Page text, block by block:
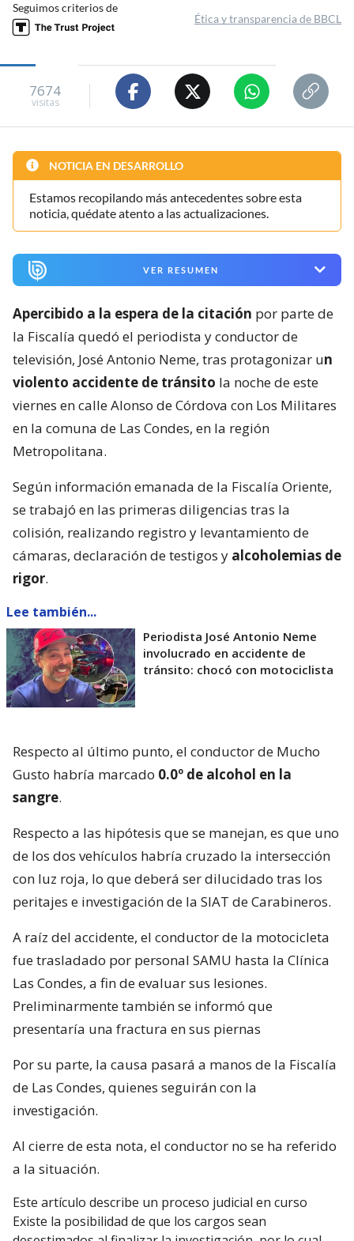
Seguimos criterios de
Ética y transparencia de BBCL
7674
visitas
NOTICIA EN DESARROLLO
Estamos recopilando más antecedentes sobre esta
noticia, quédate atento a las actualizaciones.
VER RESUMEN
Apercibido a la espera de la citación por parte de
la Fiscalía quedó el periodista y conductor de
televisión, José Antonio Neme, tras protagonizar un
violento accidente de tránsito la noche de este
viernes en calle Alonso de Córdova con Los Militares
en la comuna de Las Condes, en la región
Metropolitana.
Según información emanada de la Fiscalía Oriente,
se trabajó en las primeras diligencias tras la
colisión, realizando registro y levantamiento de
cámaras, declaración de testigos y alcoholemias de
rigor.
Lee también...
Periodista José Antonio Neme
involucrado en accidente de
tránsito: chocó con motociclista
Respecto al último punto, el conductor de Mucho
Gusto habría marcado 0.0º de alcohol en la
sangre.
Respecto a las hipótesis que se manejan, es que uno
de los dos vehículos habría cruzado la intersección
con luz roja, lo que deberá ser dilucidado tras los
peritajes e investigación de la SIAT de Carabineros.
A raíz del accidente, el conductor de la motocicleta
fue trasladado por personal SAMU hasta la Clínica
Las Condes, a fin de evaluar sus lesiones.
Preliminarmente también se informó que
presentaría una fractura en sus piernas
Por su parte, la causa pasará a manos de la Fiscalía
de Las Condes, quienes seguirán con la
investigación.
Al cierre de esta nota, el conductor no se ha referido
a la situación.
Este artículo describe un proceso judicial en curso
Existe la posibilidad de que los cargos sean